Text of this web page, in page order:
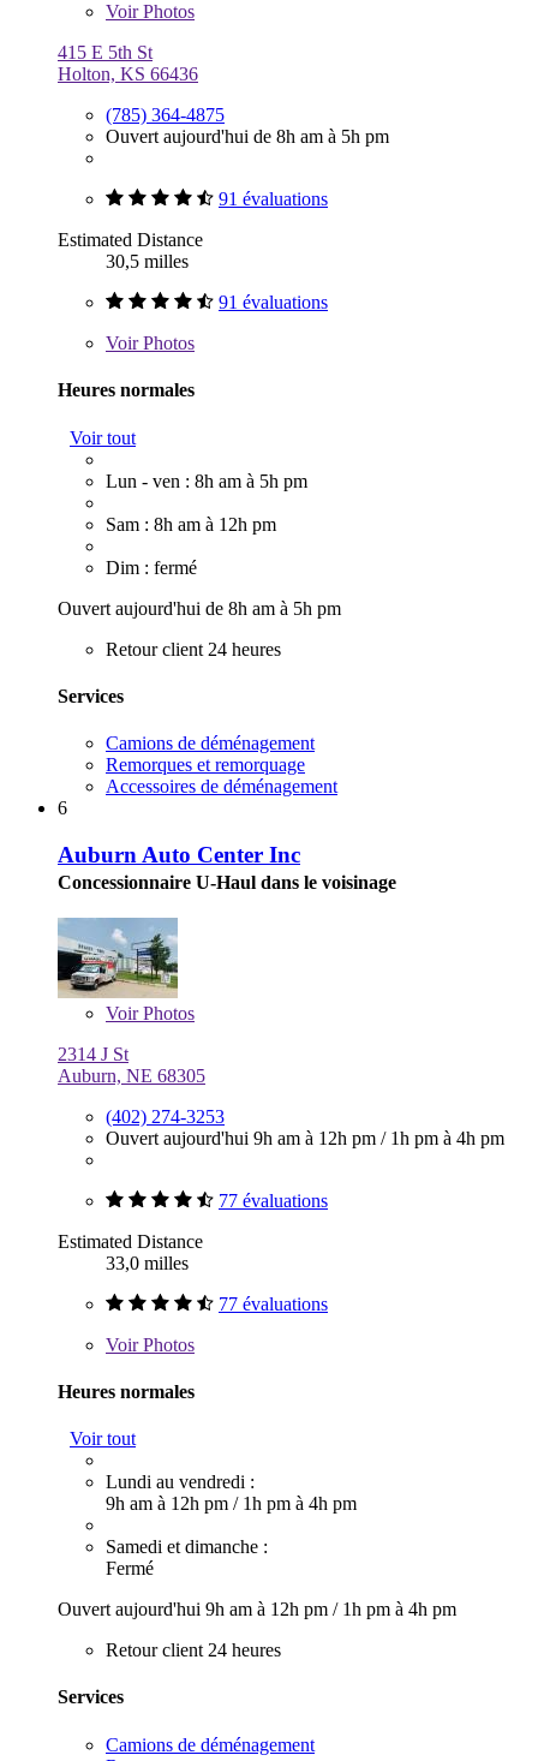
VoirPhotos
415 E 5th St
Holton, KS 66436
(785) 364-4875
Ouvert aujourd'hui de 8h am à 5h pm
91 évaluations
Estimated Distance
30,5 milles
91 évaluations
VoirPhotos
Heures normales
Voir tout
Lun - ven : 8h am à 5h pm
Sam : 8h am à 12h pm
Dim : fermé
Ouvert aujourd'hui de 8h am à 5h pm
Retour client 24 heures
Services
Camions de déménagement
Remorques et remorquage
Accessoires de déménagement
6
Auburn Auto Center Inc
Concessionnaire U-Haul dans le voisinage
VoirPhotos
2314 J St
Auburn, NE 68305
(402) 274-3253
Ouvert aujourd'hui 9h am à 12h pm / 1h pm à 4h pm
77 évaluations
Estimated Distance
33,0 milles
77 évaluations
VoirPhotos
Heures normales
Voir tout
Lundi au vendredi :
9h am à 12h pm / 1h pm à 4h pm
Samedi et dimanche :
Fermé
Ouvert aujourd'hui 9h am à 12h pm / 1h pm à 4h pm
Retour client 24 heures
Services
Camions de déménagement